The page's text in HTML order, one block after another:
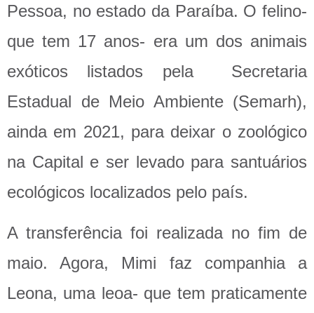
Pessoa, no estado da Paraíba. O felino-
que tem 17 anos- era um dos animais
exóticos listados pela Secretaria
Estadual de Meio Ambiente (Semarh),
ainda em 2021, para deixar o zoológico
na Capital e ser levado para santuários
ecológicos localizados pelo país.
A transferência foi realizada no fim de
maio. Agora, Mimi faz companhia a
Leona, uma leoa- que tem praticamente